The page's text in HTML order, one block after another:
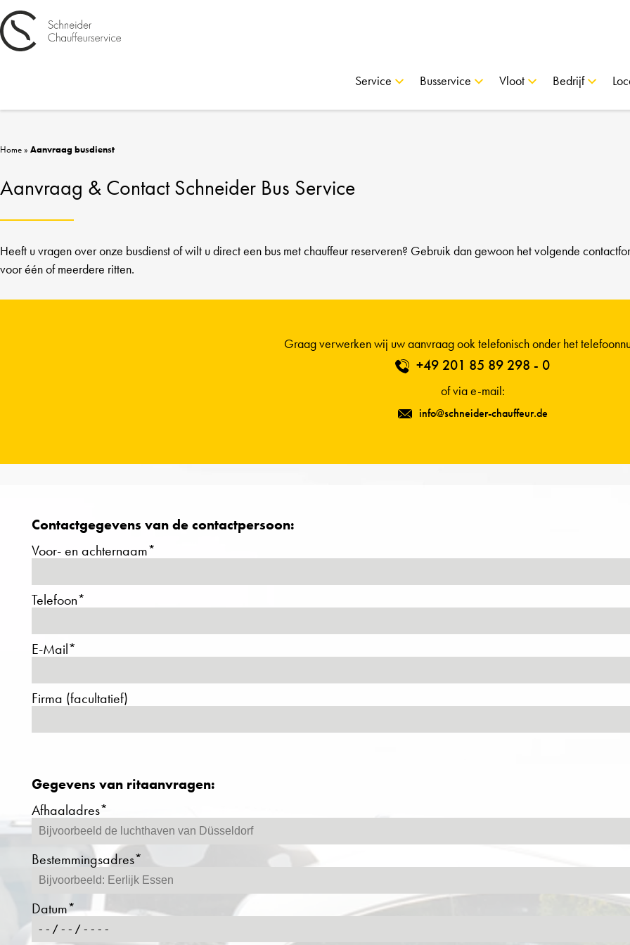
Service Busservice Vloot Bedrijf
Home» Aanvraag busdienst
Aanvraag & Contact Schneider Bus Service
Heeft u vragen over onze busdienst of wilt u direct een bus met chauffeur reserveren? Gebruik dan gewoon het volgende
voor één of meerdere ritten.
Graag verwerken wij uw aanvraag ook telefonisch onder het
+49 201 85 89 298 - 0
of via e-mail:
info@schneider-chauffeur.de
Contactgegevens van de contactpersoon:
Voor- en achternaam*
Telefoon*
E-Mail*
Firma (facultatief)
Gegevens van ritaanvragen:
Afhaaladres*
Bestemmingsadres*
Datum*